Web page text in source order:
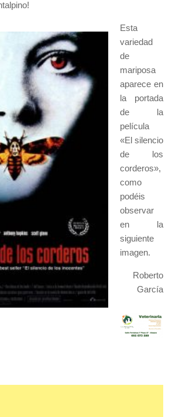
Esta
variedad
de
mariposa
aparece en
la portada
de la
película
«El silencio
de los
corderos»,
como
podéis
observar
en la
siguiente
imagen.
Roberto
García